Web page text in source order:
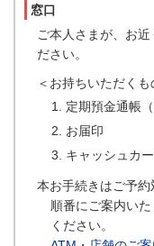
窓口
ご本人さまが、お
ださい。
＜お持ちいただくも
定期預金通帳
お届印
キャッシュカ
本お手続きはご予約
順番にご案内い
ください。